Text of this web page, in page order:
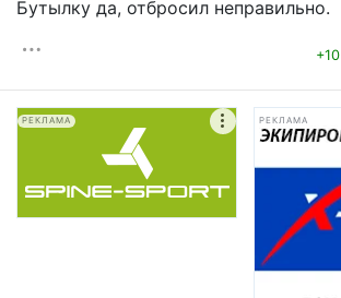
Бутылку да, отбросил неправильно.
+10
РЕКЛАМА РЕКЛАМА